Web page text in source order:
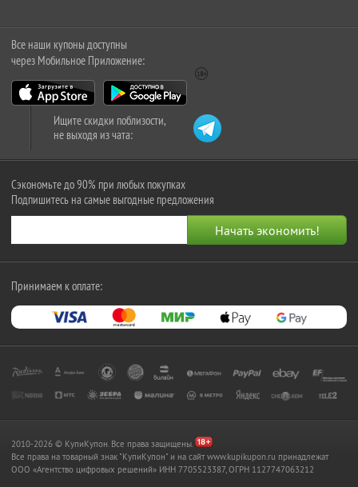
Все наши купоны доступны
через Мобильное Приложение:
Ищите скидки поблизости,
не выходя из чата:
Сэкономьте до 90% при любых покупках
Подпишитесь на самые выгодные предложения
Принимаем к оплате:
2010-2026 © КупиКупон. Все права защищены.
Все права на товарный знак "КупиКупон" и на сайт www.kupikupon.ru принадлежат
OOO «Агентство цифровых решений» ИНН 7705523387, ОГРН 1127747063212